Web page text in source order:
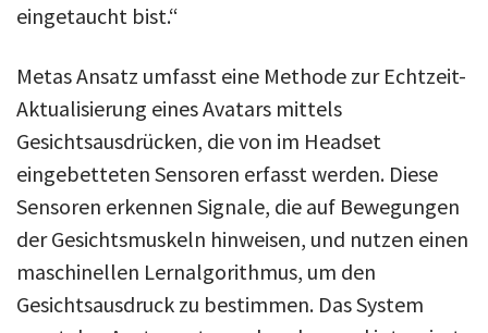
eingetaucht bist.“
Metas Ansatz umfasst eine Methode zur Echtzeit-
Aktualisierung eines Avatars mittels
Gesichtsausdrücken, die von im Headset
eingebetteten Sensoren erfasst werden. Diese
Sensoren erkennen Signale, die auf Bewegungen
der Gesichtsmuskeln hinweisen, und nutzen einen
maschinellen Lernalgorithmus, um den
Gesichtsausdruck zu bestimmen. Das System